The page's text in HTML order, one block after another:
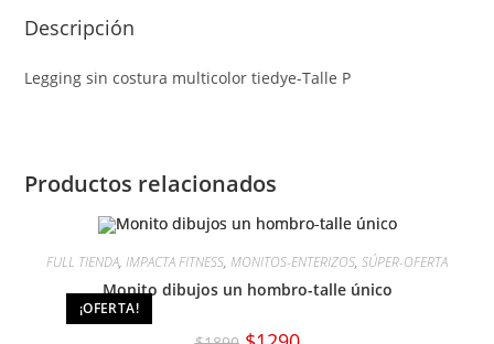
Descripción
Legging sin costura multicolor tiedye-Talle P
Productos relacionados
¡OFERTA!
FULL TIENDA, IMPACTA FITNESS, MONITOS-ENTERIZOS, SÚPER-OFERTA
Monito dibujos un hombro-talle único
El El